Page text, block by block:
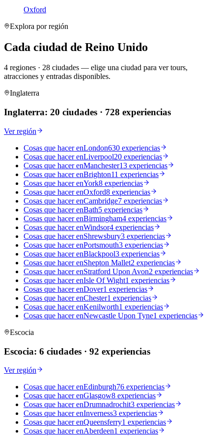
Oxford
Explora por región
Cada ciudad de Reino Unido
4 regiones · 28 ciudades — elige una ciudad para ver tours,
atracciones y entradas disponibles.
Inglaterra
Inglaterra: 20 ciudades · 728 experiencias
Ver región
Cosas que hacer enLondon630 experiencias
Cosas que hacer enLiverpool20 experiencias
Cosas que hacer enManchester13 experiencias
Cosas que hacer enBrighton11 experiencias
Cosas que hacer enYork8 experiencias
Cosas que hacer enOxford8 experiencias
Cosas que hacer enCambridge7 experiencias
Cosas que hacer enBath5 experiencias
Cosas que hacer enBirmingham4 experiencias
Cosas que hacer enWindsor4 experiencias
Cosas que hacer enShrewsbury3 experiencias
Cosas que hacer enPortsmouth3 experiencias
Cosas que hacer enBlackpool3 experiencias
Cosas que hacer enShepton Mallet2 experiencias
Cosas que hacer enStratford Upon Avon2 experiencias
Cosas que hacer enIsle Of Wight1 experiencias
Cosas que hacer enDover1 experiencias
Cosas que hacer enChester1 experiencias
Cosas que hacer enKenilworth1 experiencias
Cosas que hacer enNewcastle Upon Tyne1 experiencias
Escocia
Escocia: 6 ciudades · 92 experiencias
Ver región
Cosas que hacer enEdinburgh76 experiencias
Cosas que hacer enGlasgow8 experiencias
Cosas que hacer enDrumnadrochit3 experiencias
Cosas que hacer enInverness3 experiencias
Cosas que hacer enQueensferry1 experiencias
Cosas que hacer enAberdeen1 experiencias